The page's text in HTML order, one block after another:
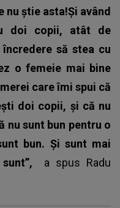
nu știe asta!Și având
doi copii, atât de
să stea cu
o femeie mai bine
care îmi spui că
doi copii, și că nu
nu sunt bun pentru o
bun. Și sunt mai
a spus Radu